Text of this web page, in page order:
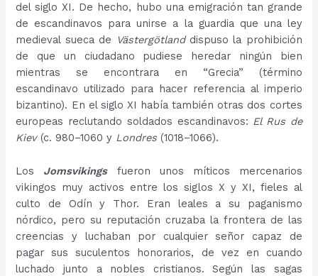
del siglo XI. De hecho, hubo una emigración tan grande
de escandinavos para unirse a la guardia que una ley
medieval sueca de
Västergötlanddispuso la prohibición
de que un ciudadano pudiese heredar ningún bien
mientras se encontrara en “Grecia” (término
escandinavo utilizado para hacer referencia al imperio
bizantino). En el siglo XI había también otras dos cortes
europeas reclutando soldados escandinavos: El Rus de
Kiev(c. 980–1060 y Londres (1018–1066).
Los Jomsvikingsfueron unos míticos mercenarios
vikingos muy activos entre los siglos X y XI, fieles al
culto de Odín y Thor. Eran leales a su paganismo
nórdico, pero su reputación cruzaba la frontera de las
creencias y luchaban por cualquier señor capaz de
pagar sus suculentos honorarios, de vez en cuando
luchado junto a nobles cristianos. Según las sagas